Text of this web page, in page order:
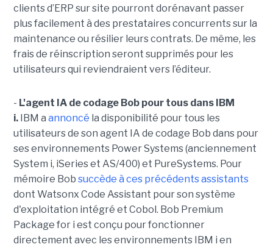
clients d’ERP sur site pourront dorénavant passer
plus facilement à des prestataires concurrents sur la
maintenance ou résilier leurs contrats. De même, les
frais de réinscription seront supprimés pour les
utilisateurs qui reviendraient vers l’éditeur.
- L'agent IA de codage Bob pour tous dans IBM
i.IBM a annoncé la disponibilité pour tous les
utilisateurs de son agent IA de codage Bob dans pour
ses environnements Power Systems (anciennement
System i, iSeries et AS/400) et PureSystems. Pour
mémoire Bob succède à ces précédents assistants
dont Watsonx Code Assistant pour son système
d'exploitation intégré et Cobol. Bob Premium
Package for i est conçu pour fonctionner
directement avec les environnements IBM i en